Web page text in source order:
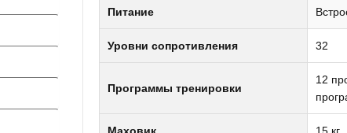
Питание
Уровни сопротивления 32
Программы тренировки
12